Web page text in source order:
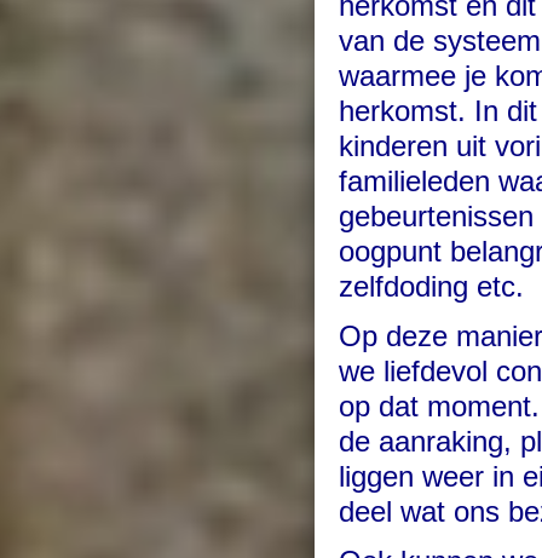
van de
waarmee je
herkomst. In
kinderen uit
familieleden
oogpunt
zelfdoding etc.
Op deze
we liefdevol
op dat
de aanraking,
liggen weer in
deel wat ons